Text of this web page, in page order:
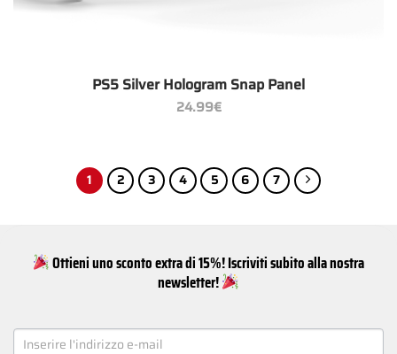
PS5 Silver Hologram Snap Panel
24.99€
1 2 3 4 5 6 7
Ottieni uno sconto extra di 15%! Iscriviti subito alla nostra
newsletter!
NEWSLETTER